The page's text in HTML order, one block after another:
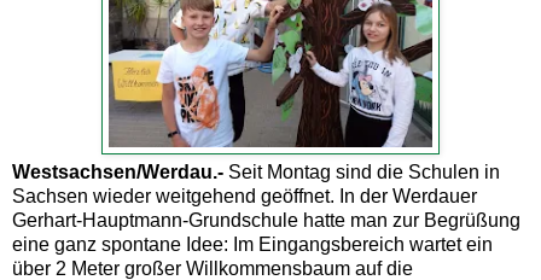
Westsachsen/Werdau.- Seit Montag sind die Schulen in
Sachsen wieder weitgehend geöffnet. In der Werdauer
Gerhart-Hauptmann-Grundschule hatte man zur Begrüßung
eine ganz spontane Idee: Im Eingangsbereich wartet ein
über 2 Meter großer Willkommensbaum auf die